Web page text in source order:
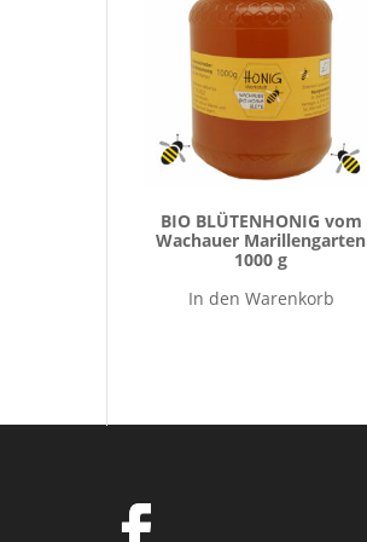
BIO BLÜTENHONIG vom
Wachauer Marillengarten
1000 g
In den Warenkorb